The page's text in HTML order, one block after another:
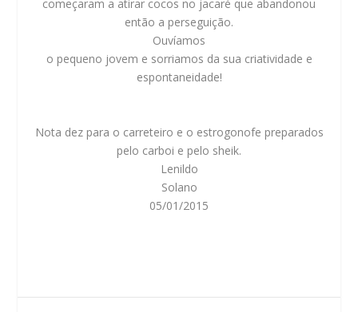
começaram a atirar cocos no jacaré que abandonou
então a perseguição.
Ouvíamos
o pequeno jovem e sorriamos da sua criatividade e
espontaneidade!
Nota dez para o carreteiro e o estrogonofe preparados
pelo carboi e pelo sheik.
Lenildo
Solano
05/01/2015